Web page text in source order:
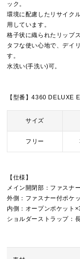
ック。
環境に配慮したリサイク
用しています。
格子状に織られたリップ
タフな使い心地で、デイ
す。
水洗い(手洗い)可。
【型番】4360 DELUXE
サイズ
フリー
【仕様】
メイン開閉部：ファスナー
外側：ファスナー付ポケ
内側：オープンポケット
ショルダーストラップ：